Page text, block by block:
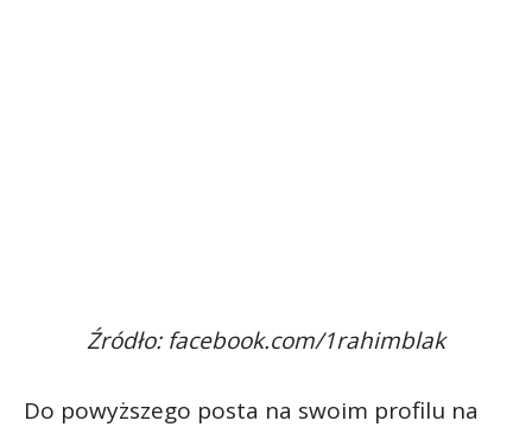
Źródło: facebook.com/1rahimblak
Do powyższego posta na swoim profilu na